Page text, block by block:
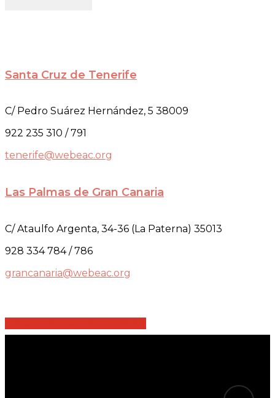
Santa Cruz de Tenerife
C/ Pedro Suárez Hernández, 5 38009
922 235 310 / 791
tenerife@webeac.org
Las Palmas de Gran Canaria
C/ Ataulfo Argenta, 34-36 (La Paterna) 35013
928 334 784 / 786
grancanaria@webeac.org
tiktok